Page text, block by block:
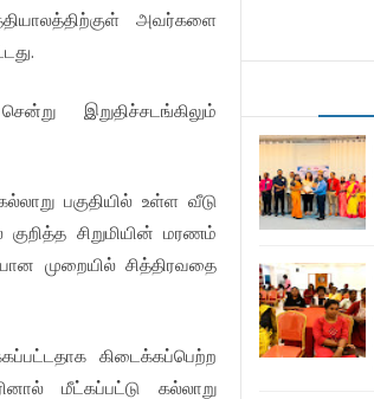
அவர்களை
.
சென்று
இறுதிச்சடங்கிலும்
பகுதியில் உள்ள வீடு
குறித்த சிறுமியின் மரணம்
முறையில் சித்திரவதை
கிடைக்கப்பெற்ற
மீட்கப்பட்டு
கல்லாறு